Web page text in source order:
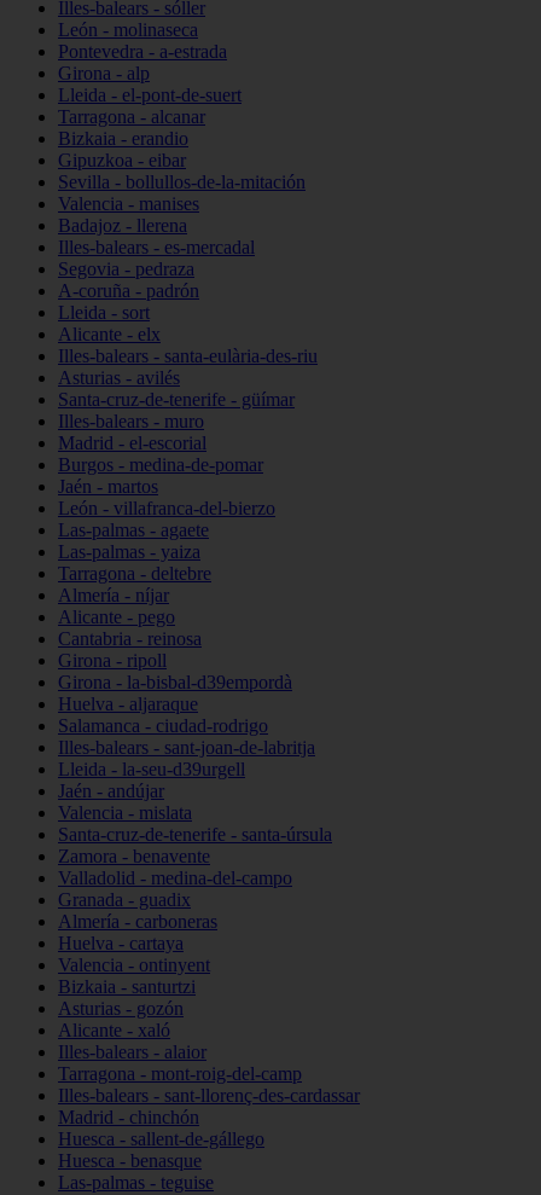
Illes-balears - sóller
León - molinaseca
Pontevedra - a-estrada
Girona - alp
Lleida - el-pont-de-suert
Tarragona - alcanar
Bizkaia - erandio
Gipuzkoa - eibar
Sevilla - bollullos-de-la-mitación
Valencia - manises
Badajoz - llerena
Illes-balears - es-mercadal
Segovia - pedraza
A-coruña - padrón
Lleida - sort
Alicante - elx
Illes-balears - santa-eulària-des-riu
Asturias - avilés
Santa-cruz-de-tenerife - güímar
Illes-balears - muro
Madrid - el-escorial
Burgos - medina-de-pomar
Jaén - martos
León - villafranca-del-bierzo
Las-palmas - agaete
Las-palmas - yaiza
Tarragona - deltebre
Almería - níjar
Alicante - pego
Cantabria - reinosa
Girona - ripoll
Girona - la-bisbal-d39empordà
Huelva - aljaraque
Salamanca - ciudad-rodrigo
Illes-balears - sant-joan-de-labritja
Lleida - la-seu-d39urgell
Jaén - andújar
Valencia - mislata
Santa-cruz-de-tenerife - santa-úrsula
Zamora - benavente
Valladolid - medina-del-campo
Granada - guadix
Almería - carboneras
Huelva - cartaya
Valencia - ontinyent
Bizkaia - santurtzi
Asturias - gozón
Alicante - xaló
Illes-balears - alaior
Tarragona - mont-roig-del-camp
Illes-balears - sant-llorenç-des-cardassar
Madrid - chinchón
Huesca - sallent-de-gállego
Huesca - benasque
Las-palmas - teguise